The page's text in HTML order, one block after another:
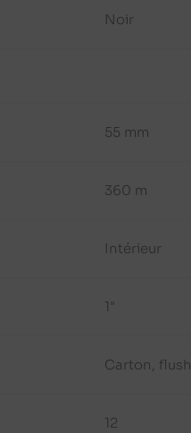
Noir
55 mm
360 m
Intérieur
1"
Carton, flush
12